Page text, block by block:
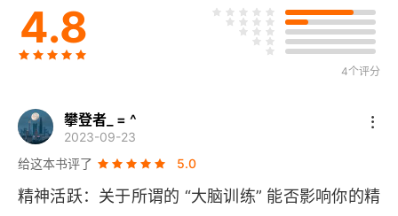
2 放松能够消除疼痛，平静能够化解愤怒
第四章 用行动增强意志力
1 当心适得其反的奖励机制
2 “得寸进尺”法让小改变产生大影响
4.8
4个评分
攀登者_ = ^
2023-09-23
给这本书评了
5.0
精神活跃：关于所谓的 “大脑训练” 能否影响你的精